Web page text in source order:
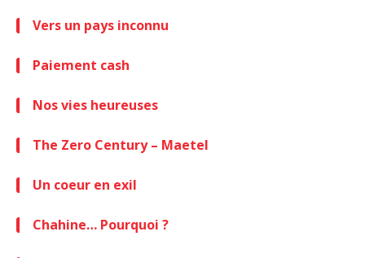
Vers un pays inconnu
Paiement cash
Nos vies heureuses
The Zero Century – Maetel
Un coeur en exil
Chahine… Pourquoi ?